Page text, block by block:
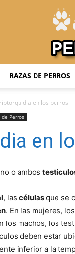
RAZAS DE PERROS
en los perros
de Perros
en
o ambos
, las célulasque se
. En las mujeres,
los machos, los
deben estar
inferior a la